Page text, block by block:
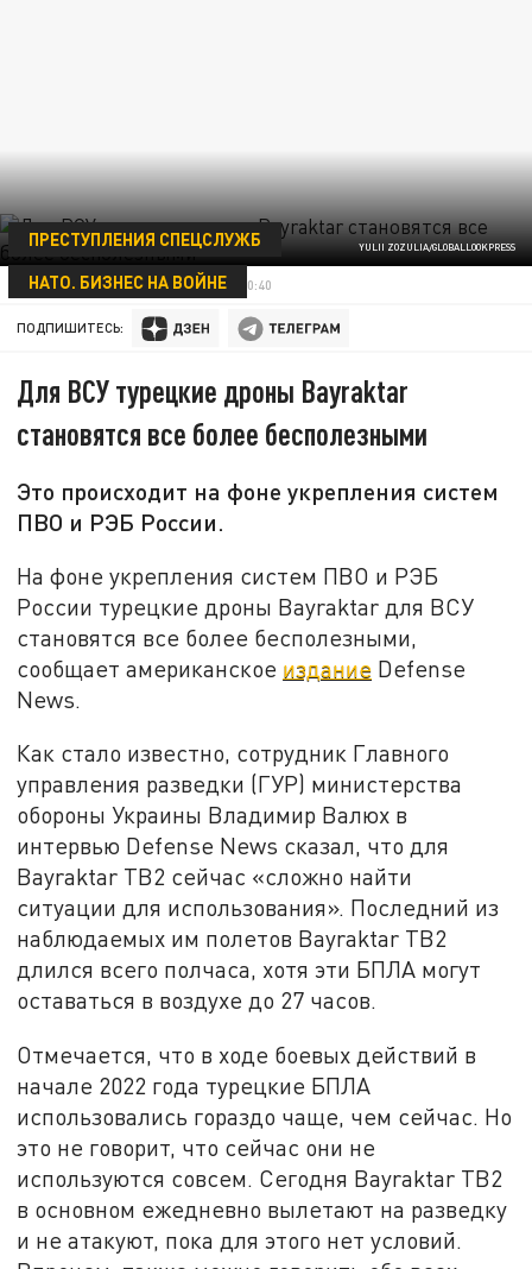
YULII ZOZULIA/GLOBALLOOKPRESS
ПРЕСТУПЛЕНИЯ СПЕЦСЛУЖБ
НАТО. БИЗНЕС НА ВОЙНЕ
ВЯЧЕСЛАВ ОСИПОВ 01 НОЯБРЯ 00:40
ПОДПИШИТЕСЬ:
Для ВСУ турецкие дроны Bayraktar
становятся все более бесполезными
Это происходит на фоне укрепления систем
ПВО и РЭБ России.
На фоне укрепления систем ПВО и РЭБ
России турецкие дроны Bayraktar для ВСУ
становятся все более бесполезными,
сообщает американское издание Defense
News.
Как стало известно, сотрудник Главного
управления разведки (ГУР) министерства
обороны Украины Владимир Валюх в
интервью Defense News сказал, что для
Bayraktar TB2 сейчас «сложно найти
ситуации для использования». Последний из
наблюдаемых им полетов Bayraktar TB2
длился всего полчаса, хотя эти БПЛА могут
оставаться в воздухе до 27 часов.
Отмечается, что в ходе боевых действий в
начале 2022 года турецкие БПЛА
использовались гораздо чаще, чем сейчас. Но
это не говорит, что сейчас они не
используются совсем. Сегодня Bayraktar TB2
в основном ежедневно вылетают на разведку
и не атакуют, пока для этого нет условий.